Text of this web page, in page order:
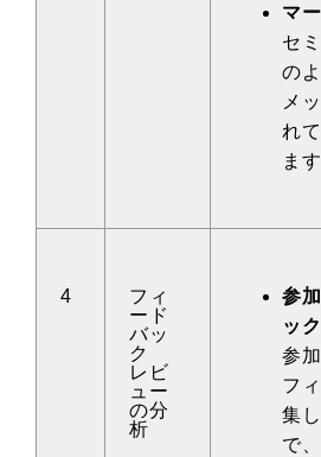
マ
セ
の
メ
れ
ます
4
フィ
ード
バッ
ク
レビ
ュー
の分
析
参
ック
参
フ
集
で